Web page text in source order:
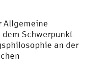
Allgemeine
Schwerpunkt
an der